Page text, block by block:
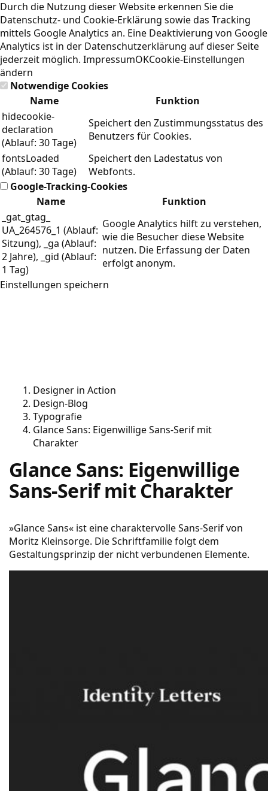
Durch die Nutzung dieser Website erkennen Sie die
Datenschutz- und Cookie-Erklärung sowie das Tracking
mittels Google Analytics an. Eine Deaktivierung von Google
Analytics ist in der Datenschutzerklärung auf dieser Seite
jederzeit möglich. ImpressumOKCookie-Einstellungen
ändern
Notwendige Cookies
Name
Funktion
hidecookie-
declaration
(Ablauf: 30 Tage)
Speichert den Zustimmungsstatus des
Benutzers für Cookies.
fontsLoaded
(Ablauf: 30 Tage)
Speichert den Ladestatus von
Webfonts.
Google-Tracking-Cookies
Name
Funktion
_gat_gtag_
UA_264576_1 (Ablauf:
Sitzung), _ga (Ablauf:
2 Jahre), _gid (Ablauf:
1 Tag)
Google Analytics hilft zu verstehen,
wie die Besucher diese Website
nutzen. Die Erfassung der Daten
erfolgt anonym.
Einstellungen speichern
Designer in Action
Design-Blog
Typografie
Glance Sans: Eigenwillige Sans-Serif mit
Charakter
Glance Sans: Eigenwillige
Sans-Serif mit Charakter
»Glance Sans« ist eine charaktervolle Sans-Serif von
Moritz Kleinsorge. Die Schriftfamilie folgt dem
Gestaltungsprinzip der nicht verbundenen Elemente.